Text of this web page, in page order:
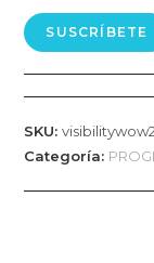
SUSCRÍBETE
SKU:
Categoría: